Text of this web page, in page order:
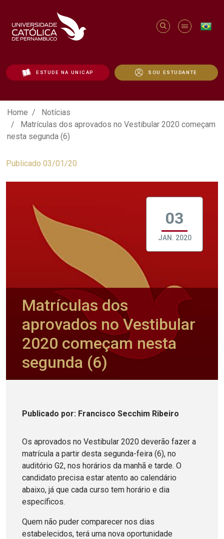
ESTUDE NA UNICAP SOU ESTUDANTE
Matrículas dos aprovados no
Home
Notícias
Matrículas dos aprovados no Vestibular 2020 começam
nesta segunda (6)
Publicado 03/01/20
03
JAN. 2020
Matrículas dos
aprovados no Vestibular
2020 começam nesta
segunda (6)
Publicado por: Francisco Secchim Ribeiro
Os aprovados no Vestibular 2020 deverão fazer a
matrícula a partir desta segunda-feira (6), no
auditório G2, nos horários da manhã e tarde. O
candidato precisa estar atento ao calendário
abaixo, já que cada curso tem horário e dia
específicos.
Quem não puder comparecer nos dias
estabelecidos, terá uma nova oportunidade